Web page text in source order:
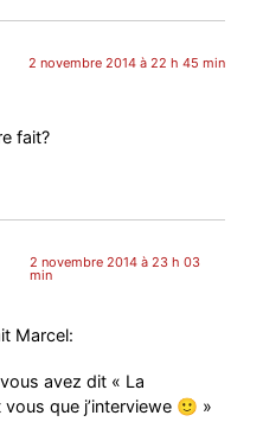
2 novembre 2014 à 22 h 45 min
fait?
2 novembre 2014 à 23 h 03
min
Marcel:
avez dit « La
que j’interviewe 🙂 »